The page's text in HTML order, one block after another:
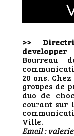
>>
developper
Bourreau
20 ans.
groupes de
duo de
courant sur
Ville.
Email :